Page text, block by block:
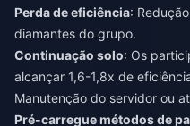
Perda de eficiência:
diamantes do grupo.
Continuação solo: Os
alcançar 1,6-1,8x de
Manutenção do servidor ou
Pré-carregue métodos de